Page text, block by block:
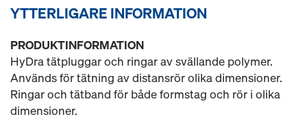
YTTERLIGARE INFORMATION
PRODUKTINFORMATION
HyDra tätpluggar och ringar av svällande polymer.
Används för tätning av distansrör olika dimensioner.
Ringar och tätband för både formstag och rör i olika
dimensioner.